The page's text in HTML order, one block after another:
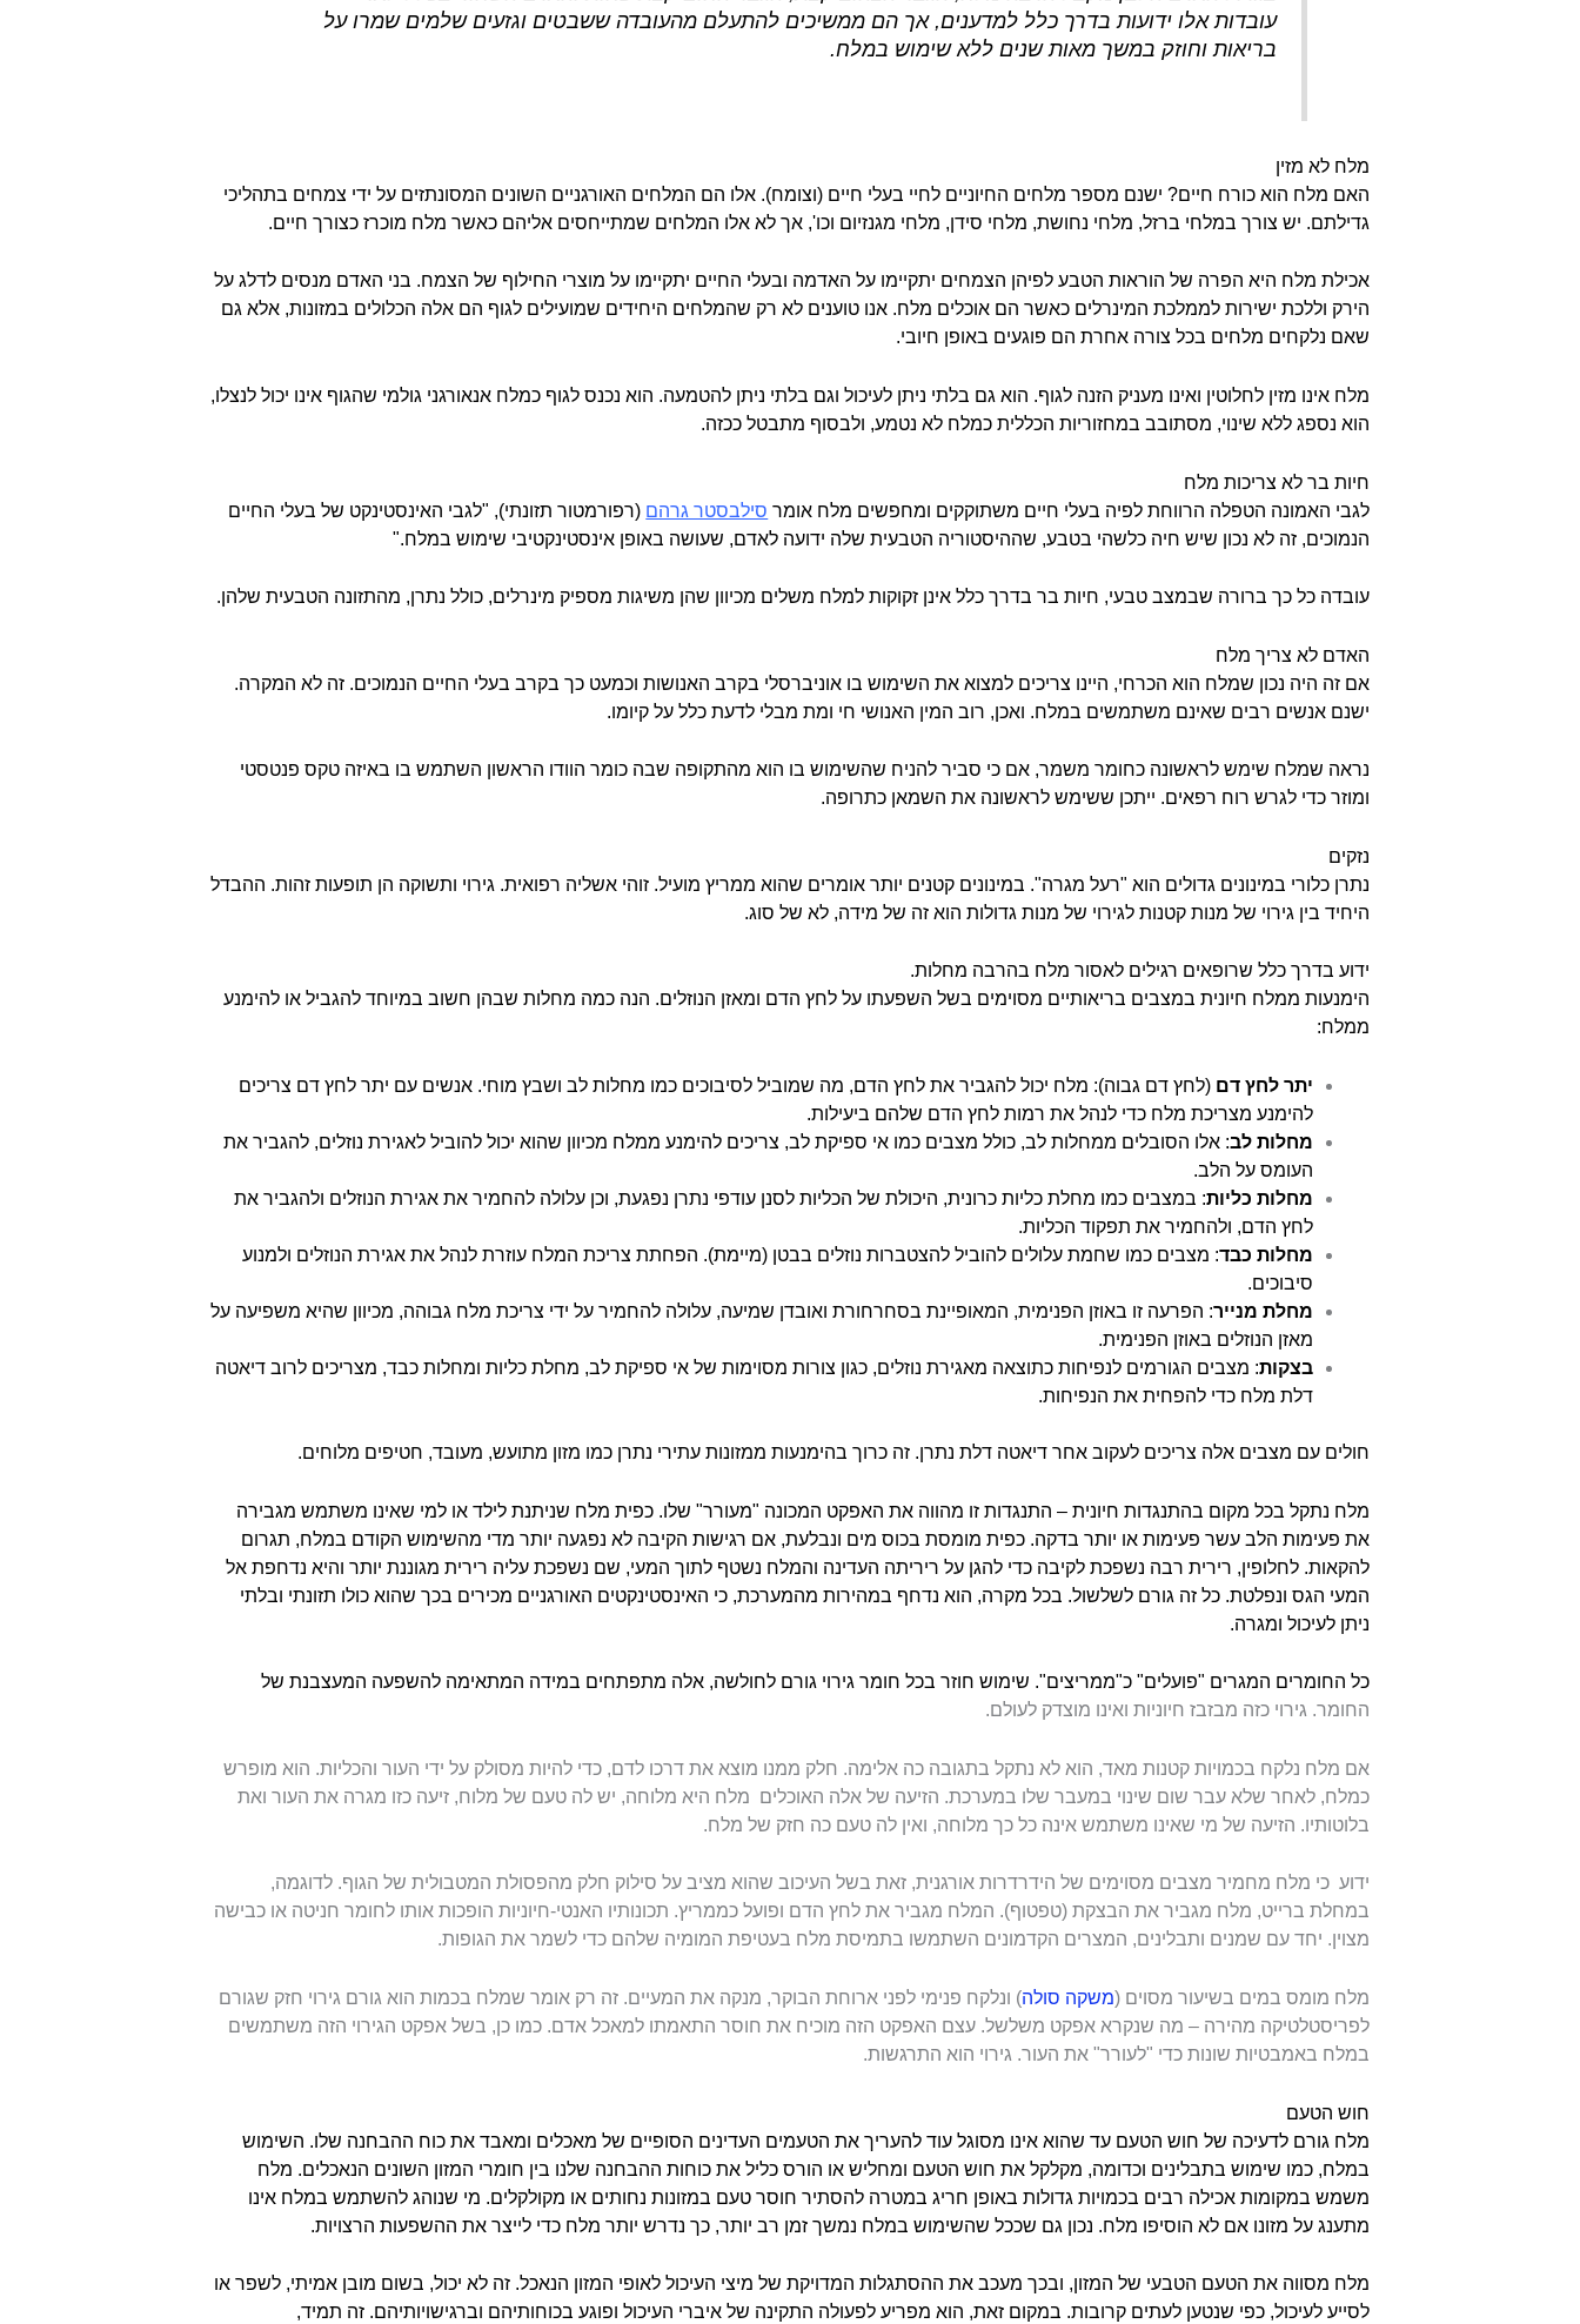
עובדות אלו ידועות בדרך כלל למדענים, אך הם ממשיכים להתעלם מהעובדה ששבטים וגזעים שלמים שמרו על
בריאות וחוזק במשך מאות שנים ללא שימוש במלח.
מלח לא מזין
האם מלח הוא כורח חיים? ישנם מספר מלחים החיוניים לחיי בעלי חיים (וצומח). אלו הם המלחים האורגניים השונים המסונתזים על ידי צמחים בתהליכי
גדילתם. יש צורך במלחי ברזל, מלחי נחושת, מלחי סידן, מלחי מגנזיום וכו', אך לא אלו המלחים שמתייחסים אליהם כאשר מלח מוכרז כצורך חיים.
אכילת מלח היא הפרה של הוראות הטבע לפיהן הצמחים יתקיימו על האדמה ובעלי החיים יתקיימו על מוצרי החילוף של הצמח. בני האדם מנסים לדלג על
הירק וללכת ישירות לממלכת המינרלים כאשר הם אוכלים מלח. אנו טוענים לא רק שהמלחים היחידים שמועילים לגוף הם אלה הכלולים במזונות, אלא גם
שאם נלקחים מלחים בכל צורה אחרת הם פוגעים באופן חיובי.
מלח אינו מזין לחלוטין ואינו מעניק הזנה לגוף. הוא גם בלתי ניתן לעיכול וגם בלתי ניתן להטמעה. הוא נכנס לגוף כמלח אנאורגני גולמי שהגוף אינו יכול לנצלו,
הוא נספג ללא שינוי, מסתובב במחזוריות הכללית כמלח לא נטמע, ולבסוף מתבטל ככזה.
חיות בר לא צריכות מלח
לגבי האמונה הטפלה הרווחת לפיה בעלי חיים משתוקקים ומחפשים מלח אומר סילבסטר גרהם (רפורמטור תזונתי), "לגבי האינסטינקט של בעלי החיים
הנמוכים, זה לא נכון שיש חיה כלשהי בטבע, שההיסטוריה הטבעית שלה ידועה לאדם, שעושה באופן אינסטינקטיבי שימוש במלח."
עובדה כל כך ברורה שבמצב טבעי, חיות בר בדרך כלל אינן זקוקות למלח משלים מכיוון שהן משיגות מספיק מינרלים, כולל נתרן, מהתזונה הטבעית שלהן.
האדם לא צריך מלח
אם זה היה נכון שמלח הוא הכרחי, היינו צריכים למצוא את השימוש בו אוניברסלי בקרב האנושות וכמעט כך בקרב בעלי החיים הנמוכים. זה לא המקרה.
ישנם אנשים רבים שאינם משתמשים במלח. ואכן, רוב המין האנושי חי ומת מבלי לדעת כלל על קיומו.
נראה שמלח שימש לראשונה כחומר משמר, אם כי סביר להניח שהשימוש בו הוא מהתקופה שבה כומר הוודו הראשון השתמש בו באיזה טקס פנטסטי
ומוזר כדי לגרש רוח רפאים. ייתכן ששימש לראשונה את השמאן כתרופה.
נזקים
נתרן כלורי במינונים גדולים הוא "רעל מגרה". במינונים קטנים יותר אומרים שהוא ממריץ מועיל. זוהי אשליה רפואית. גירוי ותשוקה הן תופעות זהות. ההבדל
היחיד בין גירוי של מנות קטנות לגירוי של מנות גדולות הוא זה של מידה, לא של סוג.
ידוע בדרך כלל שרופאים רגילים לאסור מלח בהרבה מחלות.
הימנעות ממלח חיונית במצבים בריאותיים מסוימים בשל השפעתו על לחץ הדם ומאזן הנוזלים. הנה כמה מחלות שבהן חשוב במיוחד להגביל או להימנע
ממלח:
יתר לחץ דם (לחץ דם גבוה): מלח יכול להגביר את לחץ הדם, מה שמוביל לסיבוכים כמו מחלות לב ושבץ מוחי. אנשים עם יתר לחץ דם צריכים
להימנע מצריכת מלח כדי לנהל את רמות לחץ הדם שלהם ביעילות.
מחלות לב: אלו הסובלים ממחלות לב, כולל מצבים כמו אי ספיקת לב, צריכים להימנע ממלח מכיוון שהוא יכול להוביל לאגירת נוזלים, להגביר את
העומס על הלב.
מחלות כליות: במצבים כמו מחלת כליות כרונית, היכולת של הכליות לסנן עודפי נתרן נפגעת, וכן עלולה להחמיר את אגירת הנוזלים ולהגביר את
לחץ הדם, ולהחמיר את תפקוד הכליות.
מחלות כבד: מצבים כמו שחמת עלולים להוביל להצטברות נוזלים בבטן (מיימת). הפחתת צריכת המלח עוזרת לנהל את אגירת הנוזלים ולמנוע
סיבוכים.
מחלת מנייר: הפרעה זו באוזן הפנימית, המאופיינת בסחרחורת ואובדן שמיעה, עלולה להחמיר על ידי צריכת מלח גבוהה, מכיוון שהיא משפיעה על
מאזן הנוזלים באוזן הפנימית.
בצקות: מצבים הגורמים לנפיחות כתוצאה מאגירת נוזלים, כגון צורות מסוימות של אי ספיקת לב, מחלת כליות ומחלות כבד, מצריכים לרוב דיאטה
דלת מלח כדי להפחית את הנפיחות.
חולים עם מצבים אלה צריכים לעקוב אחר דיאטה דלת נתרן. זה כרוך בהימנעות ממזונות עתירי נתרן כמו מזון מתועש, מעובד, חטיפים מלוחים.
מלח נתקל בכל מקום בהתנגדות חיונית – התנגדות זו מהווה את האפקט המכונה "מעורר" שלו. כפית מלח שניתנת לילד או למי שאינו משתמש מגבירה
את פעימות הלב עשר פעימות או יותר בדקה. כפית מומסת בכוס מים ונבלעת, אם רגישות הקיבה לא נפגעה יותר מדי מהשימוש הקודם במלח, תגרום
להקאות. לחלופין, רירית רבה נשפכת לקיבה כדי להגן על ריריתה העדינה והמלח נשטף לתוך המעי, שם נשפכת עליה רירית מגוננת יותר והיא נדחפת אל
המעי הגס ונפלטת. כל זה גורם לשלשול. בכל מקרה, הוא נדחף במהירות מהמערכת, כי האינסטינקטים האורגניים מכירים בכך שהוא כולו תזונתי ובלתי
ניתן לעיכול ומגרה.
כל החומרים המגרים "פועלים" כ"ממריצים". שימוש חוזר בכל חומר גירוי גורם לחולשה, אלה מתפתחים במידה המתאימה להשפעה המעצבנת של
החומר. גירוי כזה מבזבז חיוניות ואינו מוצדק לעולם.
אם מלח נלקח בכמויות קטנות מאד, הוא לא נתקל בתגובה כה אלימה. חלק ממנו מוצא את דרכו לדם, כדי להיות מסולק על ידי העור והכליות. הוא מופרש
כמלח, לאחר שלא עבר שום שינוי במעבר שלו במערכת. הזיעה של אלה האוכלים מלח היא מלוחה, יש לה טעם של מלוח, זיעה כזו מגרה את העור ואת
בלוטותיו. הזיעה של מי שאינו משתמש אינה כל כך מלוחה, ואין לה טעם כה חזק של מלח.
ידוע כי מלח מחמיר מצבים מסוימים של הידרדרות אורגנית, זאת בשל העיכוב שהוא מציב על סילוק חלק מהפסולת המטבולית של הגוף. לדוגמה,
במחלת ברייט, מלח מגביר את הבצקת (טפטוף). המלח מגביר את לחץ הדם ופועל כממריץ. תכונותיו האנטי-חיוניות הופכות אותו לחומר חניטה או כבישה
מצוין. יחד עם שמנים ותבלינים, המצרים הקדמונים השתמשו בתמיסת מלח בעטיפת המומיה שלהם כדי לשמר את הגופות.
מלח מומס במים בשיעור מסוים (משקה סולה) ונלקח פנימי לפני ארוחת הבוקר, מנקה את המעיים. זה רק אומר שמלח בכמות הוא גורם גירוי חזק שגורם
לפריסטלטיקה מהירה – מה שנקרא אפקט משלשל. עצם האפקט הזה מוכיח את חוסר התאמתו למאכל אדם. כמו כן, בשל אפקט הגירוי הזה משתמשים
במלח באמבטיות שונות כדי "לעורר" את העור. גירוי הוא התרגשות.
חוש הטעם
מלח גורם לדעיכה של חוש הטעם עד שהוא אינו מסוגל עוד להעריך את הטעמים העדינים הסופיים של מאכלים ומאבד את כוח ההבחנה שלו. השימוש
במלח, כמו שימוש בתבלינים וכדומה, מקלקל את חוש הטעם ומחליש או הורס כליל את כוחות ההבחנה שלנו בין חומרי המזון השונים הנאכלים. מלח
משמש במקומות אכילה רבים בכמויות גדולות באופן חריג במטרה להסתיר חוסר טעם במזונות נחותים או מקולקלים. מי שנוהג להשתמש במלח אינו
מתענג על מזונו אם לא הוסיפו מלח. נכון גם שככל שהשימוש במלח נמשך זמן רב יותר, כך נדרש יותר מלח כדי לייצר את ההשפעות הרצויות.
מלח מסווה את הטעם הטבעי של המזון, ובכך מעכב את ההסתגלות המדויקת של מיצי העיכול לאופי המזון הנאכל. זה לא יכול, בשום מובן אמיתי, לשפר או
לסייע לעיכול, כפי שנטען לעתים קרובות. במקום זאת, הוא מפריע לפעולה התקינה של איברי העיכול ופוגע בכוחותיהם וברגישויותיהם. זה תמיד,